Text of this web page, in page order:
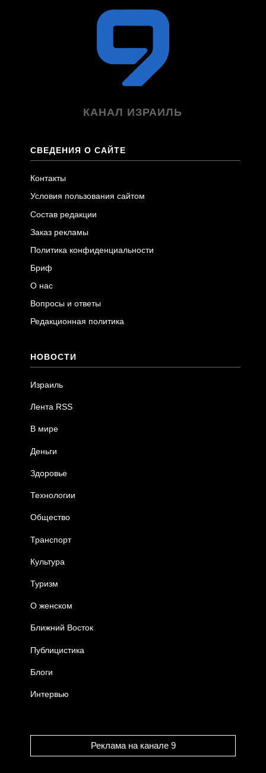
КАНАЛ ИЗРАИЛЬ
СВЕДЕНИЯ О САЙТЕ
Контакты
Условия пользования сайтом
Состав редакции
Заказ рекламы
Политика конфиденциальности
Бриф
О нас
Вопросы и ответы
Редакционная политика
НОВОСТИ
Израиль
Лента RSS
В мире
Деньги
Здоровье
Технологии
Общество
Транспорт
Культура
Туризм
О женском
Ближний Восток
Публицистика
Блоги
Интервью
Реклама на канале 9